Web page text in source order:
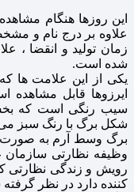
این روزها هنگام
علاوه بر درج نام و
زمان تولید و انقضا ،
شده است.
یکی از این علامت ها
ایرزوها قابل مشاهده
سیب رنگی است که
شکل برگ با رنگ سبز
برگ وسط آرم به
وظیفه نظارتی سازمان
رویش و زندگی
کننده دارد در نظر